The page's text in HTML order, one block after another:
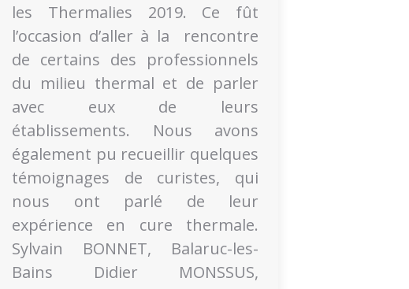
les Thermalies 2019. Ce fût
l’occasion d’aller à la rencontre
de certains des professionnels
du milieu thermal et de parler
avec eux de leurs
établissements. Nous avons
également pu recueillir quelques
témoignages de curistes, qui
nous ont parlé de leur
expérience en cure thermale.
Sylvain BONNET, Balaruc-les-
Bains Didier MONSSUS,